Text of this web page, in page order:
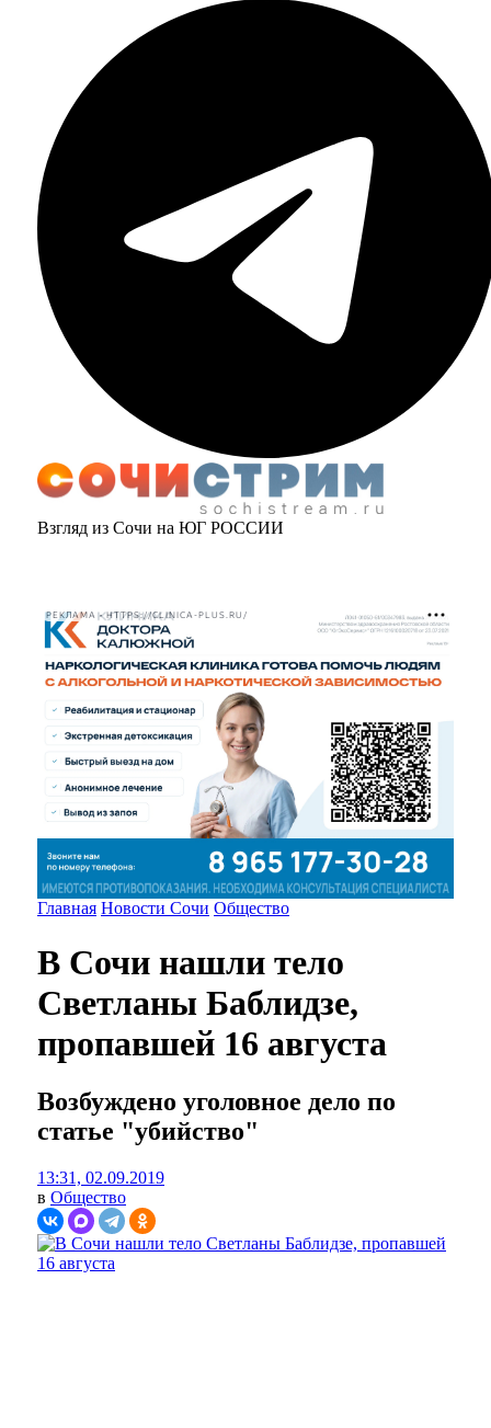
Взгляд из Сочи на ЮГ РОССИИ
РЕКЛАМА • HTTPS://CLINICA-PLUS.RU/
Главная Новости Сочи Общество
В Сочи нашли тело
Светланы Баблидзе,
пропавшей 16 августа
Возбуждено уголовное дело по
статье "убийство"
13:31, 02.09.2019
в Общество